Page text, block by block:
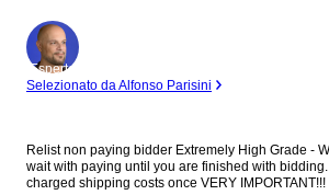
Esperto
Selezionato da Alfonso Parisini
Relist non paying bidder Extremely High Grade -
wait with paying until you are finished with
charged shipping costs once VERY IMPORTANT!!! If you win an auction